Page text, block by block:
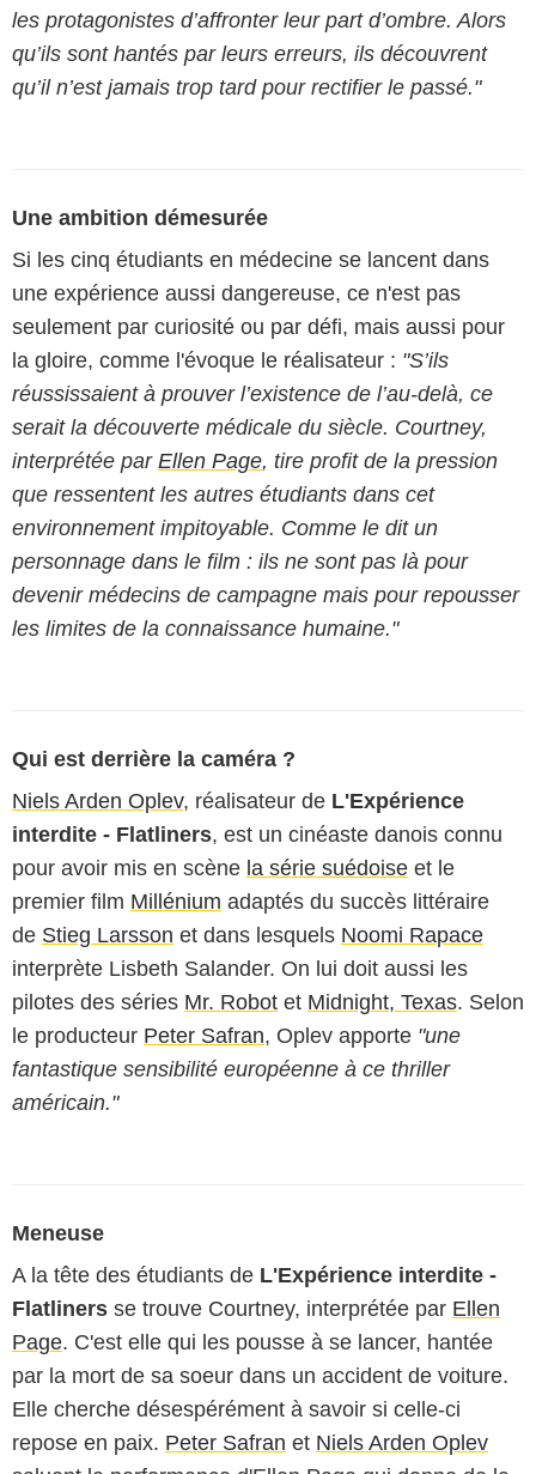
les protagonistes d’affronter leur part d’ombre. Alors
qu’ils sont hantés par leurs erreurs, ils découvrent
qu’il n’est jamais trop tard pour rectifier le passé."
Une ambition démesurée
Si les cinq étudiants en médecine se lancent dans
une expérience aussi dangereuse, ce n'est pas
seulement par curiosité ou par défi, mais aussi pour
la gloire, comme l'évoque le réalisateur : "S’ils
réussissaient à prouver l’existence de l’au-delà, ce
serait la découverte médicale du siècle. Courtney,
interprétée par Ellen Page, tire profit de la pression
que ressentent les autres étudiants dans cet
environnement impitoyable. Comme le dit un
personnage dans le film : ils ne sont pas là pour
devenir médecins de campagne mais pour repousser
les limites de la connaissance humaine."
Qui est derrière la caméra ?
Niels Arden Oplev, réalisateur de L'Expérience
interdite - Flatliners, est un cinéaste danois connu
pour avoir mis en scène la série suédoise et le
premier film Millénium adaptés du succès littéraire
de Stieg Larsson et dans lesquels Noomi Rapace
interprète Lisbeth Salander. On lui doit aussi les
pilotes des séries Mr. Robot et Midnight, Texas. Selon
le producteur Peter Safran, Oplev apporte "une
fantastique sensibilité européenne à ce thriller
américain."
Meneuse
A la tête des étudiants de L'Expérience interdite -
Flatliners se trouve Courtney, interprétée par Ellen
Page. C'est elle qui les pousse à se lancer, hantée
par la mort de sa soeur dans un accident de voiture.
Elle cherche désespérément à savoir si celle-ci
repose en paix. Peter Safran et Niels Arden Oplev